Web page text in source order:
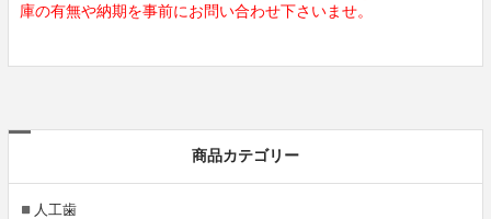
庫の有無や納期を事前にお問い合わせ下さいませ。
商品カテゴリー
人工歯